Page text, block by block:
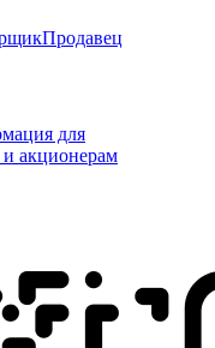
Продавец
для
акционерам